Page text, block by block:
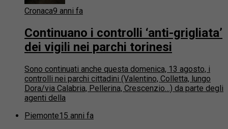
Cronaca9 anni fa
Continuano i controlli ‘anti-grigliata’
dei vigili nei parchi torinesi
Sono continuati anche questa domenica, 13 agosto, i
controlli nei parchi cittadini (Valentino, Colletta, lungo
Dora/via Calabria, Pellerina, Crescenzio…) da parte degli
agenti della
Piemonte15 anni fa